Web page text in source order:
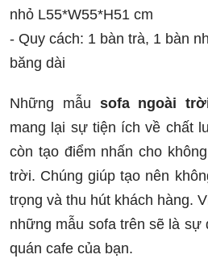
nhỏ L55*W55*H51 cm
- Quy cách: 1 bàn trà, 1 bàn
băng dài
Những mẫu sofa ngoài
mang lại sự tiện ích về chất
còn tạo điểm nhấn cho
trời. Chúng giúp tạo nên
trọng và thu hút khách hàng.
những mẫu sofa trên sẽ là sự
quán cafe của bạn.